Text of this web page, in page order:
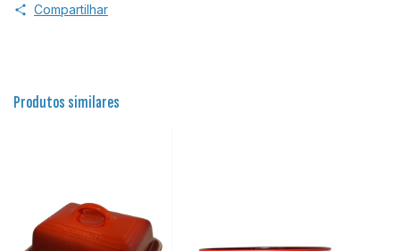
Compartilhar
Produtos similares